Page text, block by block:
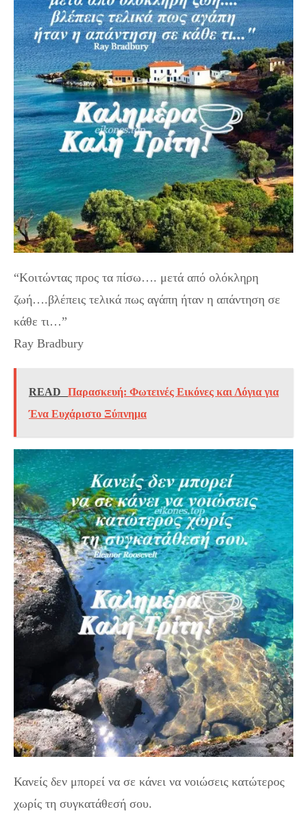
“Κοιτώντας προς τα πίσω…. μετά από ολόκληρη
ζωή….βλέπεις τελικά πως αγάπη ήταν η απάντηση σε
κάθε τι…”
Ray Bradbury
READ
Παρασκευή: Φωτεινές Εικόνες και Λόγια για
Ένα Ευχάριστο Ξύπνημα
Κανείς δεν μπορεί να σε κάνει να νοιώσεις κατώτερος
χωρίς τη συγκατάθεσή σου.